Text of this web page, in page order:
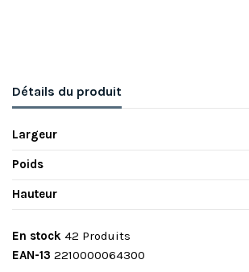
Détails du produit
Largeur
Poids
Hauteur
En stock 42 Produits
EAN-13 2210000064300